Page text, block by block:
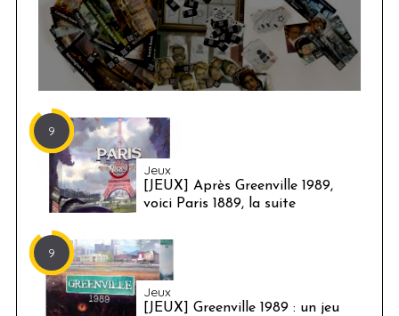
9
Jeux
[JEUX] Après Greenville 1989,
voici Paris 1889, la suite
9
Jeux
[JEUX] Greenville 1989 : un jeu